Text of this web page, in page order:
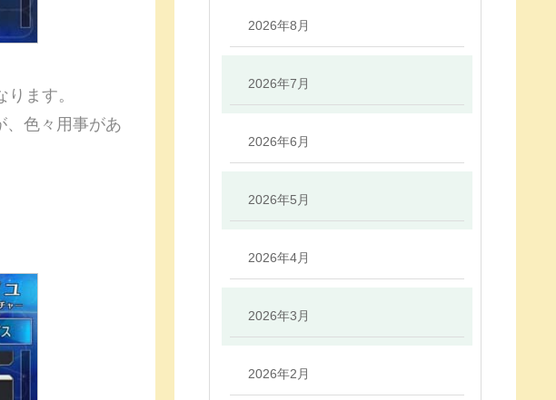
ます。
、色々用事があ
2026年8月
2026年7月
2026年6月
2026年5月
2026年4月
2026年3月
2026年2月